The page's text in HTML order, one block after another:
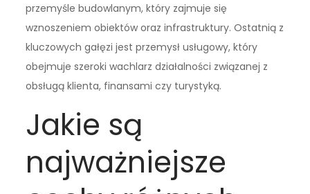
przemyśle budowlanym, który zajmuje się
wznoszeniem obiektów oraz infrastruktury. Ostatnią z
kluczowych gałęzi jest przemysł usługowy, który
obejmuje szeroki wachlarz działalności związanej z
obsługą klienta, finansami czy turystyką.
Jakie są
najważniejsze